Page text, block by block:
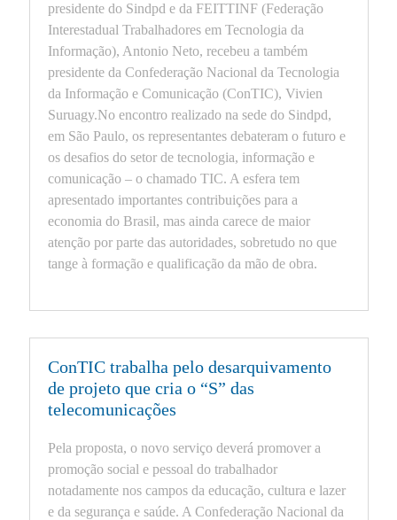
presidente do Sindpd e da FEITTINF (Federação
Interestadual Trabalhadores em Tecnologia da
Informação), Antonio Neto, recebeu a também
presidente da Confederação Nacional da Tecnologia
da Informação e Comunicação (ConTIC), Vivien
Suruagy.No encontro realizado na sede do Sindpd,
em São Paulo, os representantes debateram o futuro e
os desafios do setor de tecnologia, informação e
comunicação – o chamado TIC. A esfera tem
apresentado importantes contribuições para a
economia do Brasil, mas ainda carece de maior
atenção por parte das autoridades, sobretudo no que
tange à formação e qualificação da mão de obra.
ConTIC trabalha pelo desarquivamento
de projeto que cria o “S” das
telecomunicações
Pela proposta, o novo serviço deverá promover a
promoção social e pessoal do trabalhador
notadamente nos campos da educação, cultura e lazer
e da segurança e saúde. A Confederação Nacional da